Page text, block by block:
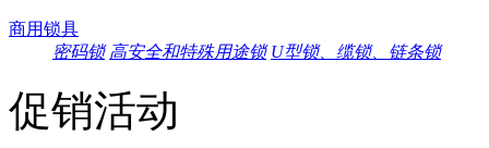
商用锁具
密码锁 高安全和特殊用途锁 U型锁、缆锁、链条锁
促销活动